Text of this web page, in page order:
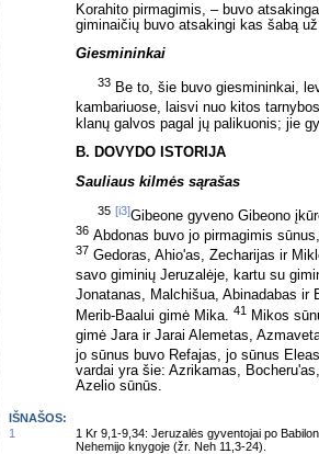
Korahito pirmagimis, – buvo
giminaičių buvo atsakingi kas šabą
Giesmininkai
33 Be to, šie buvo giesmininkai,
kambariuose, laisvi nuo kitos
klanų galvos pagal jų palikuonis; jie
B. DOVYDO ISTORIJA
Sauliaus kilmės sąrašas
35 [i3]Gibeone gyveno Gibeono
36 Abdonas buvo jo pirmagimis
37 Gedoras, Ahio'as, Zecharijas ir
savo giminių Jeruzalėje, kartu su
Jonatanas, Malchišua, Abinadabas ir
Merib-Baalui gimė Mika. 41
Mikos
gimė Jara ir Jarai Alemetas,
jo sūnus buvo Refajas, jo sūnus
vardai yra šie: Azrikamas,
Azelio sūnūs.
IŠNAŠOS:
1
1 Kr 9,1-9,34: Jeruzalės gyventojai po
Nehemijo knygoje (žr. Neh 11,3-24).